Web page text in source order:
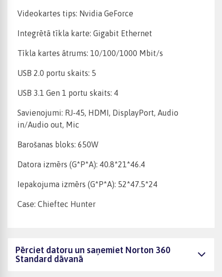
Videokartes tips: Nvidia GeForce
Integrētā tīkla karte: Gigabit Ethernet
Tīkla kartes ātrums: 10/100/1000 Mbit/s
USB 2.0 portu skaits: 5
USB 3.1 Gen 1 portu skaits: 4
Savienojumi: RJ-45, HDMI, DisplayPort, Audio
in/Audio out, Mic
Barošanas bloks: 650W
Datora izmērs (G*P*A): 40.8*21*46.4
Iepakojuma izmērs (G*P*A): 52*47.5*24
Case: Chieftec Hunter
Pērciet datoru un saņemiet Norton 360
Standard dāvanā